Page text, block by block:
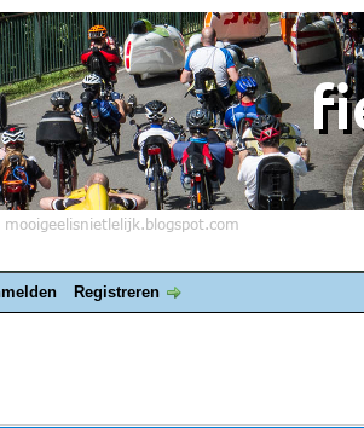
Registreren